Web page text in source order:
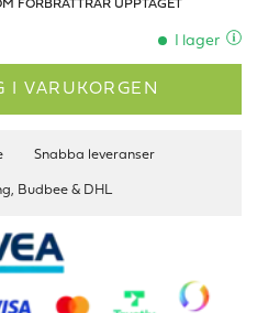
FÖRBRÄTTRAR UPPTAGET
I lager
I VARUKORGEN
Snabba leveranser
Budbee & DHL